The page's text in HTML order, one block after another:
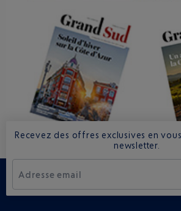
Recevez des offres exclusives en
newsletter.
Adresse email